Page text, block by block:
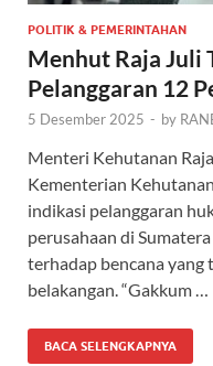
POLITIK & PEMERINTAHAN
Menhut Raja Juli
Pelanggaran 12
5 Desember 2025 - by
Menteri Kehutanan
Kementerian
indikasi pelanggaran
perusahaan di
terhadap bencana
belakangan. “Gakkum …
BACA SELENGKAPNYA